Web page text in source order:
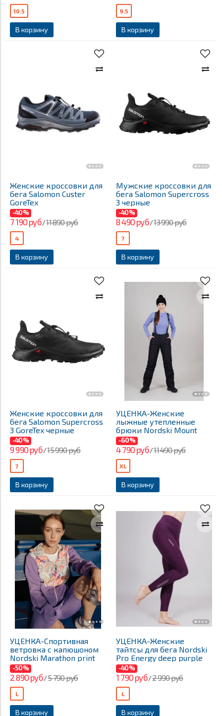
В корзину
10.5
В корзину
9.5
Женские кроссовки для
бега Salomon Custer
GoreTex
-40%
7 190 руб/11 890 руб
В корзину
4
Мужские кроссовки для
бега Salomon Supercross
3 черные
-40%
8 490 руб/13 990 руб
В корзину
7
Женские кроссовки для
бега Salomon Supercross
3 GoreTex черные
-40%
9 990 руб/15 990 руб
В корзину
7
УЦЕНКА-Женские
лыжные утепленные
брюки Nordski Mount
-60%
4 790 руб/11 490 руб
В корзину
XL
УЦЕНКА-Спортивная
ветровка с капюшоном
Nordski Marathon print
-50%
2 890 руб/5 790 руб
В корзину
L
УЦЕНКА-Женские
тайтсы для бега Nordski
Pro Energy deep purple
-40%
1 790 руб/2 990 руб
В корзину
L